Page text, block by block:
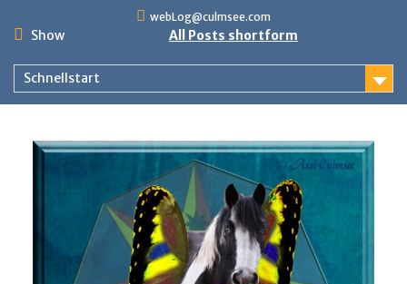
webLog@culmsee.com
Show All Posts shortform
Schnellstart